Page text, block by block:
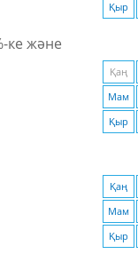
ке және
Қыр
Қаң
Мам
Қыр
Қаң
Мам
Қыр